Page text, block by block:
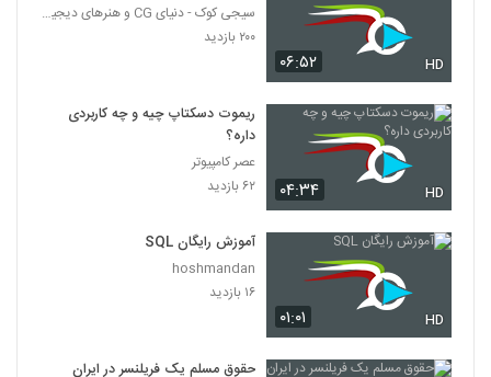
۰۶:۵۲ HD
سیجی کوک - دنیای CG و هنرهای دیجیتال
۲۰۰ بازدید
۰۴:۳۴ HD
ریموت دسکتاپ چیه و چه کاربردی
داره؟
عصر کامپیوتر
۶۲ بازدید
۰۱:۰۱ HD
آموزش رایگان SQL
hoshmandan
۱۶ بازدید
حقوق مسلم یک فریلنسر در ایران